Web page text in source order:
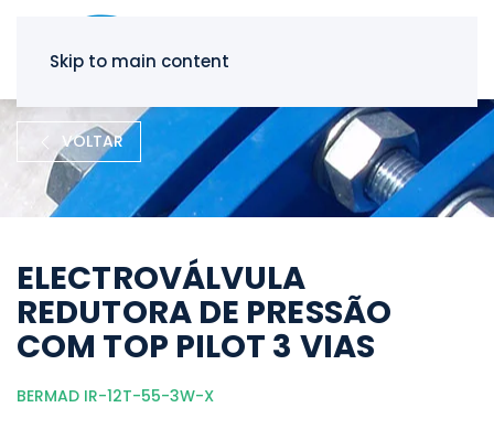
Skip to main content
VOLTAR
ELECTROVÁLVULA
REDUTORA DE PRESSÃO
COM TOP PILOT 3 VIAS
BERMAD IR-12T-55-3W-X